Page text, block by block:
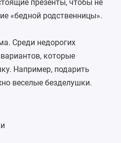
презенты, чтобы не
«бедной родственницы».
Среди недорогих
которые
Например, подарить
веселые безделушки.